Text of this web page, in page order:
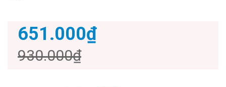
651.000₫
930.000₫